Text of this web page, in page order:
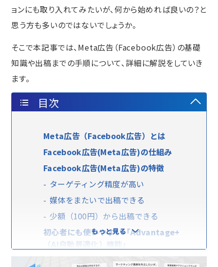
ョンにも取り入れてみたいが、何から始めれば良いの？と
思う方も多いのではないでしょうか。
そこで本記事では、Meta広告（Facebook広告）の基礎
知識や出稿までの手順について、詳細に解説をしていき
ます。
目次
Meta広告（Facebook広告）とは
Facebook広告(Meta広告)の仕組み
Facebook広告(Meta広告)の特徴
ターゲティング精度が高い
媒体をまたいで出稿できる
少額（100円）から出稿できる
初心者にも使いやすい「Advantage+
（AI自動最適化）機能」
Meta広告を始める手順
もっと見る